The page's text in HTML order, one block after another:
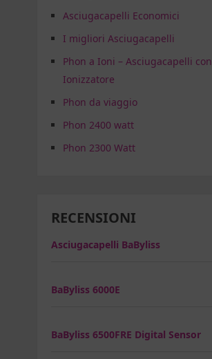
Asciugacapelli Economici
I migliori Asciugacapelli
Phon a Ioni – Asciugacapelli con
Ionizzatore
Phon da viaggio
Phon 2400 watt
Phon 2300 Watt
RECENSIONI
Asciugacapelli BaByliss
BaByliss 6000E
BaByliss 6500FRE Digital Sensor